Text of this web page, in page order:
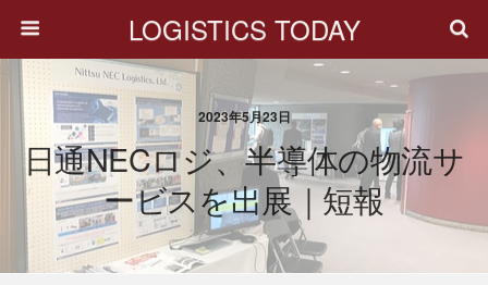
LOGISTICS TODAY
2023年5月23日
日通NECロジ、半導体の物流サ
ービスを出展｜短報